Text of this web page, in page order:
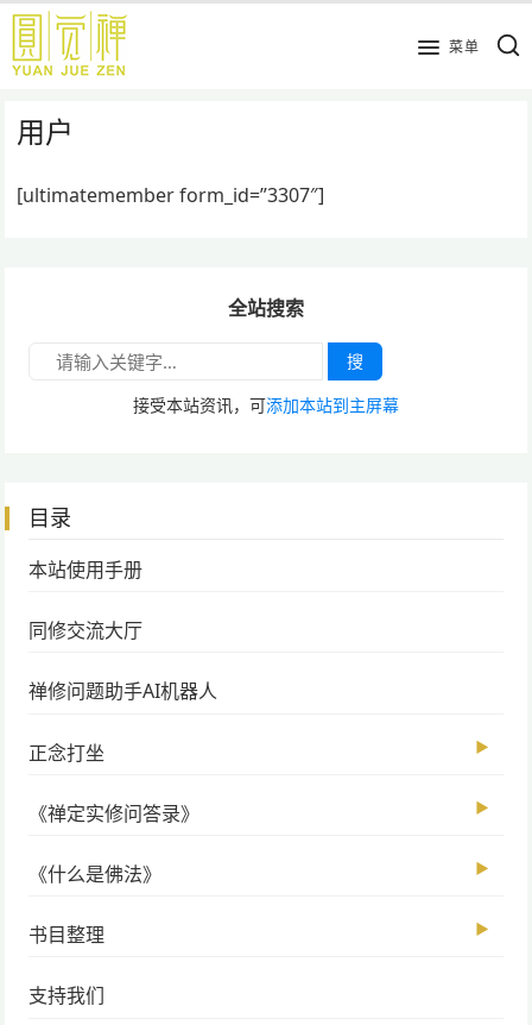
跳
主
菜单
用户
[ultimatemember form_id=”3307″]
全站搜索
搜
接受本站资讯，可添加本站到主屏幕
目录
本站使用手册
同修交流大厅
禅修问题助手AI机器人
正念打坐 ▶
《禅定实修问答录》 ▶
《什么是佛法》 ▶
书目整理 ▶
支持我们